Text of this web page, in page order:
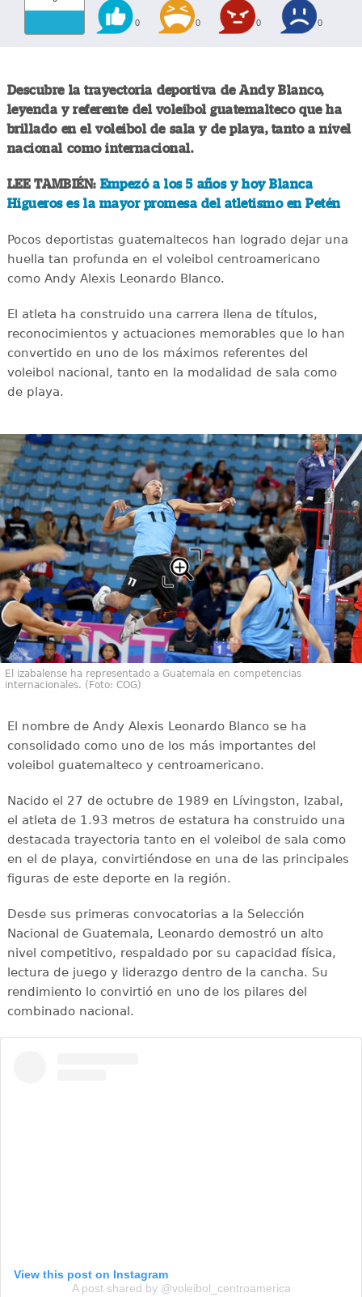
0 0 0 0
Descubre la trayectoria deportiva de Andy Blanco,
leyenda y referente del voleibol guatemalteco que ha
brillado en el voleibol de sala y de playa, tanto a nivel
nacional como internacional.
LEE TAMBIÉN: Empezó a los 5 años y hoy Blanca
Higueros es la mayor promesa del atletismo en Petén
Pocos deportistas guatemaltecos han logrado dejar una
huella tan profunda en el voleibol centroamericano
como Andy Alexis Leonardo Blanco.
El atleta ha construido una carrera llena de títulos,
reconocimientos y actuaciones memorables que lo han
convertido en uno de los máximos referentes del
voleibol nacional, tanto en la modalidad de sala como
de playa.
El izabalense ha representado a Guatemala en competencias
internacionales. (Foto: COG)
El nombre de Andy Alexis Leonardo Blanco se ha
consolidado como uno de los más importantes del
voleibol guatemalteco y centroamericano.
Nacido el 27 de octubre de 1989 en Lívingston, Izabal,
el atleta de 1.93 metros de estatura ha construido una
destacada trayectoria tanto en el voleibol de sala como
en el de playa, convirtiéndose en una de las principales
figuras de este deporte en la región.
Desde sus primeras convocatorias a la Selección
Nacional de Guatemala, Leonardo demostró un alto
nivel competitivo, respaldado por su capacidad física,
lectura de juego y liderazgo dentro de la cancha. Su
rendimiento lo convirtió en uno de los pilares del
combinado nacional.
View this post on Instagram
A post shared by @voleibol_centroamerica